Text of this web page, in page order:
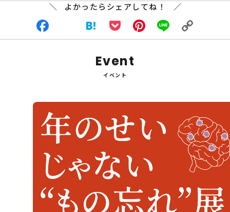
よかったらシェアしてね！
Facebook
X HatenaPocketPinterest
Line Copy
Event
イベント